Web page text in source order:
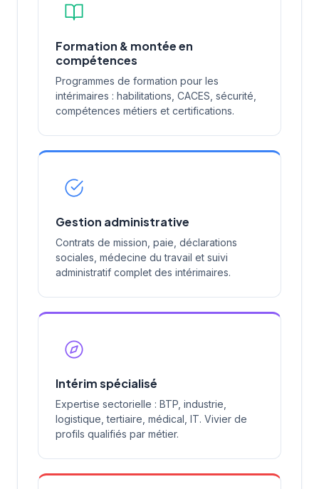
Formation & montée en
compétences
Programmes de formation pour les
intérimaires : habilitations, CACES, sécurité,
compétences métiers et certifications.
Gestion administrative
Contrats de mission, paie, déclarations
sociales, médecine du travail et suivi
administratif complet des intérimaires.
Intérim spécialisé
Expertise sectorielle : BTP, industrie,
logistique, tertiaire, médical, IT. Vivier de
profils qualifiés par métier.